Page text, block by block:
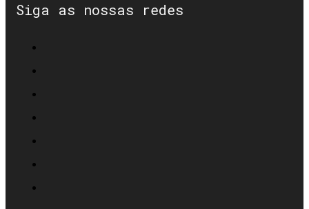
Siga as nossas redes